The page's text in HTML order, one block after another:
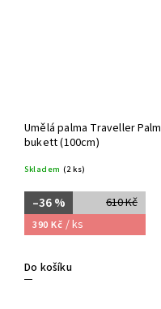
Umělá palma Traveller Palm
bukett (100cm)
Skladem (2 ks)
610 Kč
–36 %
390 Kč / ks
Do košíku